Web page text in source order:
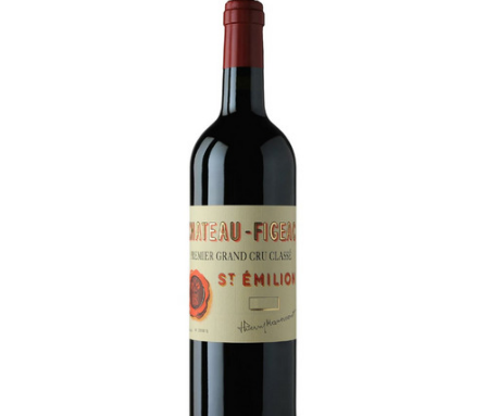
100% ピノ・ノワール
ヴィンテージが在庫切れの場合、在庫があり価格が同様の場合は自動的に次のヴィ
ンテージに変更されます、ご了承ください。